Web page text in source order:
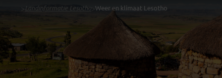
> Landinformatie Lesotho>Weer en klimaat Lesotho